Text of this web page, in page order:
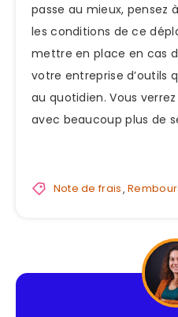
passe au mieux, pensez
les conditions de ce
mettre en place en cas
votre entreprise d’outils
au quotidien. Vous
avec beaucoup plus de
Note de frais,